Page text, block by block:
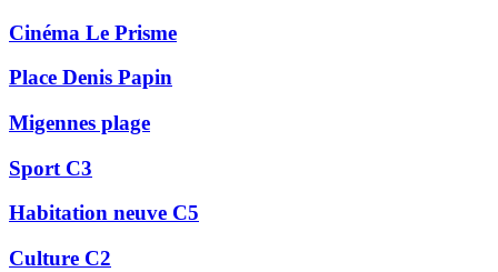
Cinéma Le Prisme
Place Denis Papin
Migennes plage
Sport C3
Habitation neuve C5
Culture C2